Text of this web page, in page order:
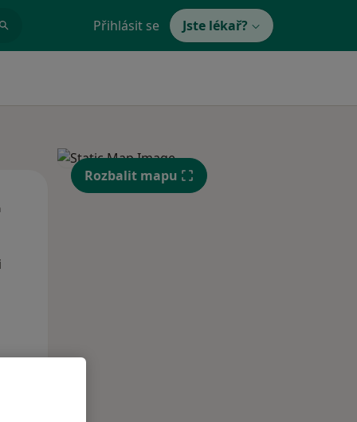
Přihlásit se Jste lékař?
St Čt
Rozbalit mapu